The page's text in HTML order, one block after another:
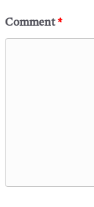
Comment*